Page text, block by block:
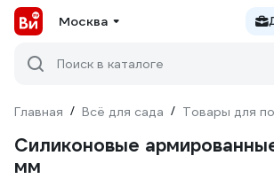
Москва
Поиск в каталоге
Главная / Всё для сада / Товары для
Силиконовые
мм